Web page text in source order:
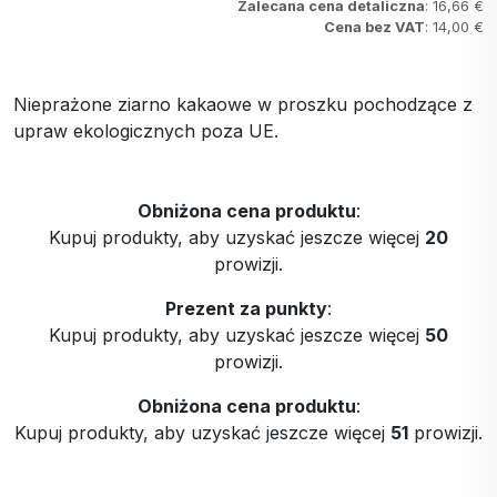
Zalecana cena detaliczna: 16,66 €
Cena bez VAT: 14,00 €
Nieprażone ziarno kakaowe w proszku pochodzące z
upraw ekologicznych poza UE.
Obniżona cena produktu:
Kupuj produkty, aby uzyskać jeszcze więcej 20
prowizji.
Prezent za punkty:
Kupuj produkty, aby uzyskać jeszcze więcej 50
prowizji.
Obniżona cena produktu:
Kupuj produkty, aby uzyskać jeszcze więcej 51 prowizji.